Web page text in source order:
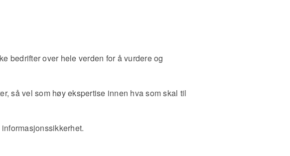
bedrifter over hele verden for å vurdere og
så vel som høy ekspertise innen hva som skal til
informasjonssikkerhet.